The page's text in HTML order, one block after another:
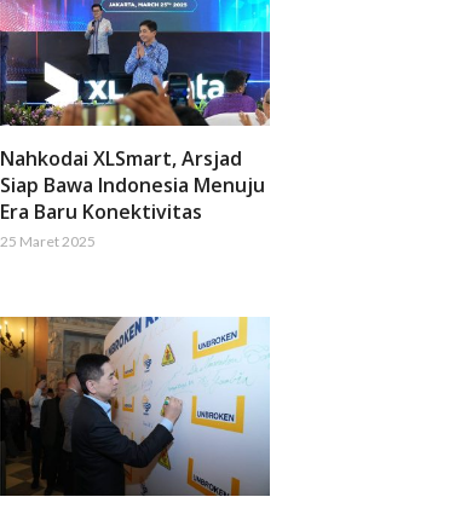
Nahkodai XLSmart, Arsjad
Siap Bawa Indonesia Menuju
Era Baru Konektivitas
25 Maret 2025